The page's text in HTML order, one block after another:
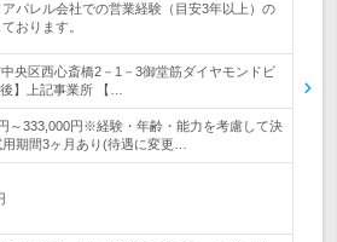
パレル会社での営業経験（目安3年以上）の
おります。
央区西心斎橋2－1－3御堂筋ダイヤモンドビ
】上記事業所 【…
～333,000円※経験・年齢・能力を考慮して決
期間3ヶ月あり(待遇に変更…